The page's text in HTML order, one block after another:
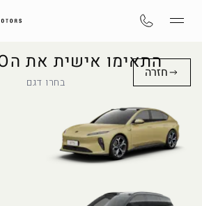
חזרה
התאימו אישית את הNIO שלכם
בחרו דגם